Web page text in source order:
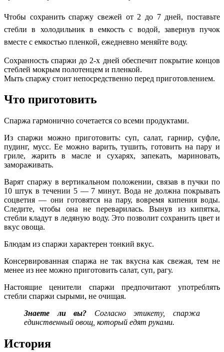
Чтобы сохранить спаржу свежей от 2 до 7 дней, поставьте
стебли в холодильник в емкость с водой, завернув пучок
вместе с емкостью пленкой, ежедневно меняйте воду.
Сохранность спаржи до 2-х дней обеспечит покрытие концов
стеблей мокрым полотенцем и пленкой.
Мыть спаржу стоит непосредственно перед приготовлением.
Что приготовить
Спаржа гармонично сочетается со всеми продуктами.
Из спаржи можно приготовить: суп, салат, гарнир, суфле,
пудинг, мусс. Ее можно варить, тушить, готовить на пару и
гриле, жарить в масле и сухарях, запекать, мариновать,
замораживать.
Варят спаржу в вертикальном положении, связав в пучки по
10 штук в течении 5 — 7 минут. Вода не должна покрывать
соцветия — они готовятся на пару, вовремя кипения воды.
Следите, чтобы она не переварилась. Вынув из кипятка,
стебли кладут в ледяную воду. Это позволит сохранить цвет и
вкус овоща.
Блюдам из спаржи характерен тонкий вкус.
Консервированная спаржа не так вкусна как свежая, тем не
менее из нее можно приготовить салат, суп, рагу.
Настоящие ценители спаржи предпочитают употреблять
стебли спаржи сырыми, не очищая.
Знаете ли вы? Согласно этикету, спаржа
единственный овощ, который едят руками.
История